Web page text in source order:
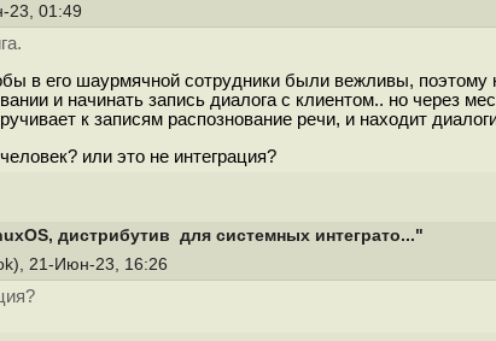
01:49
в его шаурмячной сотрудники были вежливы,
и начинать запись диалога с клиентом.. но через
к записям распознование речи, и находит
или это не интеграция?
дистрибутив для системных интеграто..."
21-Июн-23, 16:26